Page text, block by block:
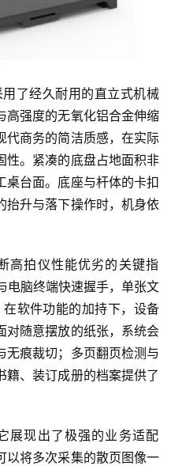
了经久耐用的直立式机械
高强度的无氧化铝合金伸缩
代商务的简洁质感，在实际
性。紧凑的底盘占地面积非
桌台面。底座与杆体的卡扣
抬升与落下操作时，机身依
高拍仪性能优劣的关键指
电脑终端快速握手，单张文
软件功能的加持下，设备
对随意摆放的纸张，系统会
无痕裁切；多页翻页检测与
籍、装订成册的档案提供了
展现出了极强的业务适配
以将多次采集的散页图像一